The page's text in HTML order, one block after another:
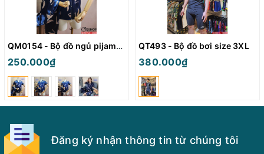
QM0154 - Bộ đồ ngủ pijama nữ
250.000₫
QT493 - Bộ đồ bơi size 3XL
380.000₫
Đăng ký nhận thông tin từ chúng tôi